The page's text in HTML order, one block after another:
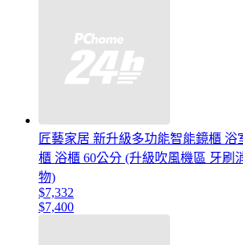
匠藝家居 新升級多功能智能鏡櫃 浴
櫃 浴櫃 60公分 (升級吹風機區 牙刷
物)
$7,332
$7,400